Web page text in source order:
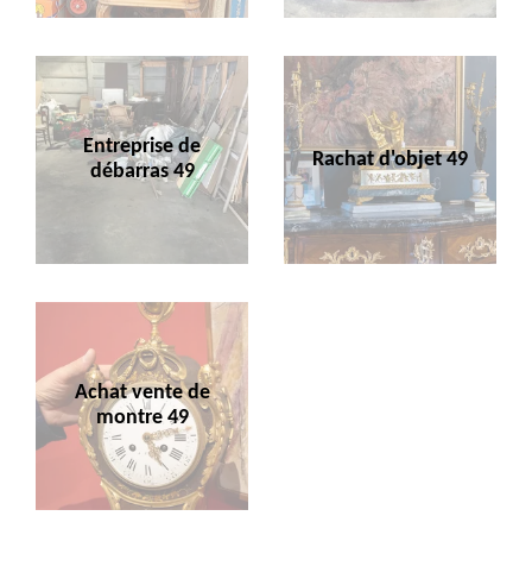
Entreprise de
débarras 49
Rachat d'objet 49
Achat vente de
montre 49